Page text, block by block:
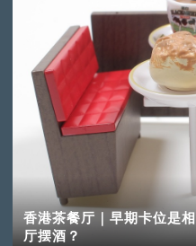
香港茶餐厅｜早期卡位是
厅摆酒？